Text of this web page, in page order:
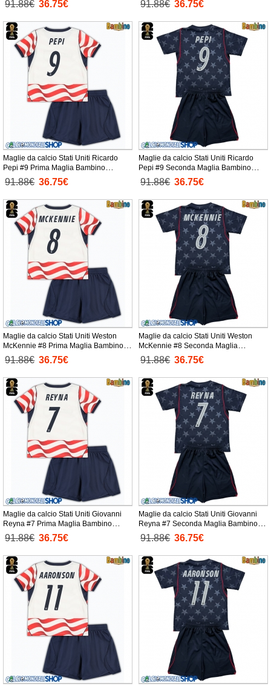
Pantaloni corti)
91.88€ 36.75€
Pantaloni corti)
91.88€ 36.75€
Maglie da calcio Stati Uniti Ricardo
Pepi #9 Prima Maglia Bambino
Mondiali 2026 Manica Corta +
Pantaloni corti)
91.88€ 36.75€
Maglie da calcio Stati Uniti Ricardo
Pepi #9 Seconda Maglia Bambino
Mondiali 2026 Manica Corta +
Pantaloni corti)
91.88€ 36.75€
Maglie da calcio Stati Uniti Weston
McKennie #8 Prima Maglia Bambino
Mondiali 2026 Manica Corta +
Pantaloni corti)
91.88€ 36.75€
Maglie da calcio Stati Uniti Weston
McKennie #8 Seconda Maglia
Bambino Mondiali 2026 Manica Corta
+ Pantaloni corti)
91.88€ 36.75€
Maglie da calcio Stati Uniti Giovanni
Reyna #7 Prima Maglia Bambino
Mondiali 2026 Manica Corta +
Pantaloni corti)
91.88€ 36.75€
Maglie da calcio Stati Uniti Giovanni
Reyna #7 Seconda Maglia Bambino
Mondiali 2026 Manica Corta +
Pantaloni corti)
91.88€ 36.75€